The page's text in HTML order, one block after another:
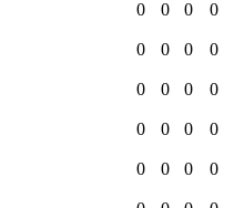
0 0 0 0
0 0 0 0
0 0 0 0
0 0 0 0
0 0 0 0